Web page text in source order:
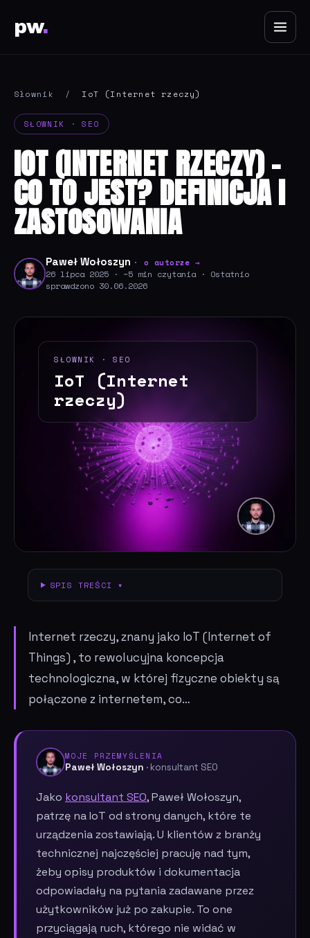
pw.
Słownik / IoT (Internet rzeczy)
SŁOWNIK · SEO
IOT (INTERNET RZECZY) -
CO TO JEST? DEFINICJA I
ZASTOSOWANIA
Paweł Wołoszyn · o autorze →
26 lipca 2025 · ~5 min czytania · Ostatnio
sprawdzono 30.06.2026
SŁOWNIK · SEO
IoT (Internet
rzeczy)
SPIS TREŚCI ▾
Internet rzeczy, znany jako IoT (Internet of
Things) , to rewolucyjna koncepcja
technologiczna, w której fizyczne obiekty są
połączone z internetem, co…
MOJE PRZEMYŚLENIA
Paweł Wołoszyn · konsultant SEO
Jako konsultant SEO, Paweł Wołoszyn,
patrzę na IoT od strony danych, które te
urządzenia zostawiają. U klientów z branży
technicznej najczęściej pracuję nad tym,
żeby opisy produktów i dokumentacja
odpowiadały na pytania zadawane przez
użytkowników już po zakupie. To one
przyciągają ruch, którego nie widać w